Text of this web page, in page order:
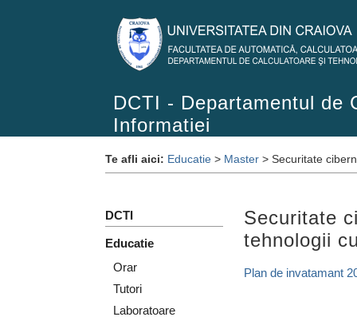
DCTI - Departamentul de
Informatiei
Te afli aici: Educatie > Master > Securitate
DCTI
Educatie
Orar
Tutori
Laboratoare
Securitate
tehnologii
Plan de invatamant